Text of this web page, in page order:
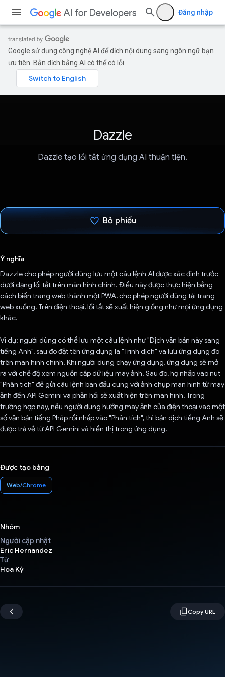
Đăng nhập
Google sử dụng công nghệ AI để dịch nội dung sang ngôn ngữ bạn
ưu tiên. Bản dịch bằng AI có thể có lỗi.
Dazzle
Dazzle tạo lối tắt ứng dụng AI thuận tiện.
Bỏ phiếu
Ý nghĩa
Dazzle cho phép người dùng lưu một câu lệnh AI được xác định trước
dưới dạng lối tắt trên màn hình chính. Điều này được thực hiện bằng
cách biến trang web thành một PWA, cho phép người dùng tải trang
web xuống. Trên điện thoại, lối tắt sẽ xuất hiện giống như mọi ứng dụng
khác.
Ví dụ: người dùng có thể lưu một câu lệnh như "Dịch văn bản này sang
tiếng Anh", sau đó đặt tên ứng dụng là "Trình dịch" và lưu ứng dụng đó
trên màn hình chính. Khi người dùng chạy ứng dụng, ứng dụng sẽ mở
ra với chế độ xem nguồn cấp dữ liệu máy ảnh. Sau đó, họ nhấp vào nút
"Phân tích" để gửi câu lệnh ban đầu cùng với ảnh chụp màn hình từ máy
ảnh đến API Gemini và phản hồi sẽ xuất hiện trên màn hình. Trong
trường hợp này, nếu người dùng hướng máy ảnh của điện thoại vào một
số văn bản tiếng Pháp rồi nhấp vào "Phân tích", thì bản dịch tiếng Anh sẽ
được trả về từ API Gemini và hiển thị trong ứng dụng.
Được tạo bằng
Web/Chrome
Nhóm
Người cập nhật
Eric Hernandez
Từ
Hoa Kỳ